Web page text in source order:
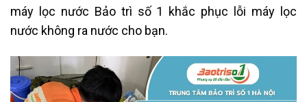
máy lọc nước Bảo trì số 1 khắc phục lỗi máy lọc
nước không ra nước cho bạn.